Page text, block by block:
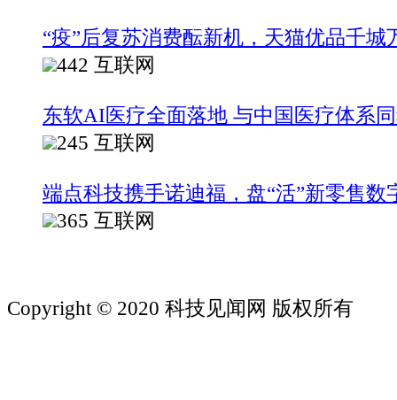
“疫”后复苏消费酝新机，天猫优品千城
442 互联网
东软AI医疗全面落地 与中国医疗体系
245 互联网
端点科技携手诺迪福，盘“活”新零售数
365 互联网
Copyright © 2020 科技见闻网 版权所有